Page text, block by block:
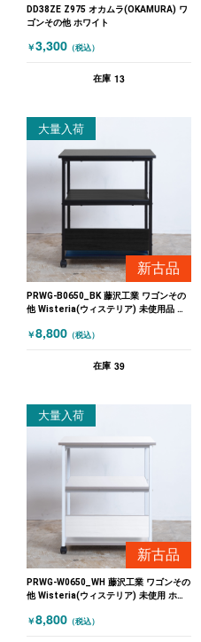
DD38ZE Z975 オカムラ(OKAMURA) ワ
ゴンその他 ホワイト
￥3,300 （税込）
在庫 13
大量入荷
新古品
PRWG-B0650_BK 藤沢工業 ワゴンその
他 Wisteria(ウィステリア) 未使用品 ブ
￥8,800 （税込）
在庫 39
大量入荷
新古品
PRWG-W0650_WH 藤沢工業 ワゴンその
他 Wisteria(ウィステリア) 未使用 ホワ
￥8,800 （税込）